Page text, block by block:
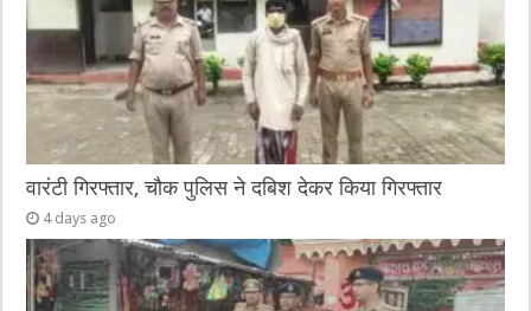
वारंटी गिरफ्तार, चौक पुलिस ने दबिश देकर किया गिरफ्तार
4 days ago